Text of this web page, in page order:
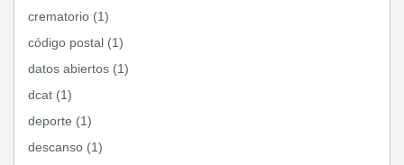
crematorio (1)
código postal (1)
datos abiertos (1)
dcat (1)
deporte (1)
descanso (1)